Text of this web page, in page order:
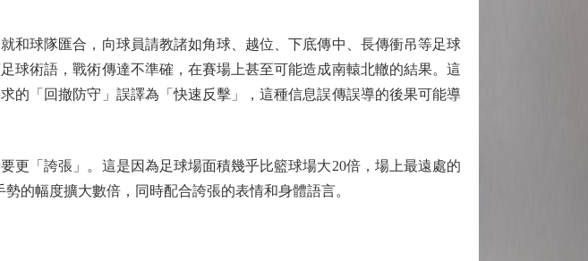
球隊匯合，向球員請教諸如角球、越位、下底傳中、長傳衝吊等足球
球術語，戰術傳達不準確，在賽場上甚至可能造成南轅北轍的結果。這
的「回撤防守」誤譯為「快速反擊」，這種信息誤傳誤導的後果可能導
「誇張」。這是因為足球場面積幾乎比籃球場大20倍，場上最遠處的
的幅度擴大數倍，同時配合誇張的表情和身體語言。